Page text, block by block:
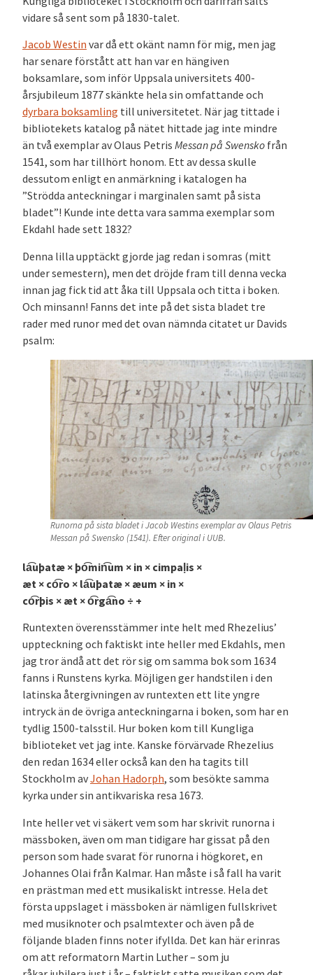
vidare så sent som på 1830-talet.
Jacob Westin var då ett okänt namn för mig, men jag
har senare förstått att han var en hängiven
boksamlare, som inför Uppsala universitets 400-
årsjubileum 1877 skänkte hela sin omfattande och
dyrbara boksamling till universitetet. När jag tittade i
bibliotekets katalog på nätet hittade jag inte mindre
än två exemplar av Olaus Petris Messan på Swensko från
1541, som har tillhört honom. Ett av dessa skulle
dessutom enligt en anmärkning i katalogen ha
”Strödda anteckningar i marginalen samt på sista
bladet”! Kunde inte detta vara samma exemplar som
Ekdahl hade sett 1832?
Denna lilla upptäckt gjorde jag redan i somras (mitt
under semestern), men det dröjde fram till denna vecka
innan jag fick tid att åka till Uppsala och titta i boken.
Och minsann! Fanns det inte på det sista bladet tre
rader med runor med det ovan nämnda citatet ur Davids
psalm:
Runorna på sista bladet i Jacob Westins exemplar av Olaus Petris
Messan på Swensko (1541). Efter original i UUB.
la͡uþatæ × þo͡min͡um × in × cimpaḷis ×
æt × co͡ro × la͡uþatæ × æum × in ×
co͡rþis × æt × o͡rga͡no ÷ +
Runtexten överensstämmer inte helt med Rhezelius’
uppteckning och faktiskt inte heller med Ekdahls, men
jag tror ändå att det rör sig om samma bok som 1634
fanns i Runstens kyrka. Möjligen ger handstilen i den
latinska återgivningen av runtexten ett lite yngre
intryck än de övriga anteckningarna i boken, som har en
tydlig 1500-talsstil. Hur boken kom till Kungliga
biblioteket vet jag inte. Kanske förvärvade Rhezelius
den redan 1634 eller också kan den ha tagits till
Stockholm avJohan Hadorph, som besökte samma
kyrka under sin antikvariska resa 1673.
Inte heller vet vi säkert vem som har skrivit runorna i
mässboken, även om man tidigare har gissat på den
person som hade svarat för runorna i högkoret, en
Johannes Olai från Kalmar. Han måste i så fall ha varit
en prästman med ett musikaliskt intresse. Hela det
första uppslaget i mässboken är nämligen fullskrivet
med musiknoter och psalmtexter och även på de
följande bladen finns noter ifyllda. Det kan här erinras
om att reformatorn Martin Luther – som ju